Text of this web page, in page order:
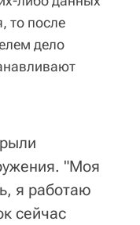
то после
дело
"Моя
я работаю
сейчас